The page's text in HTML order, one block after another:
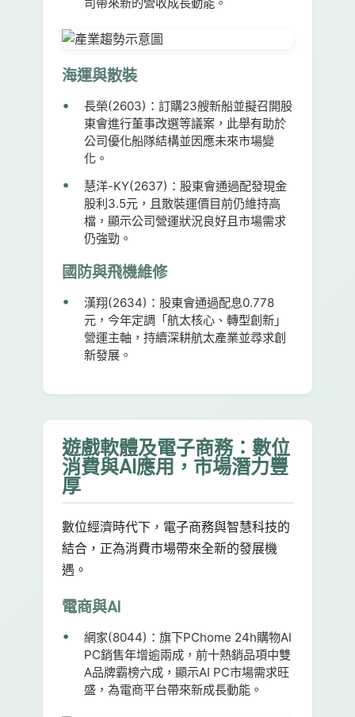
司帶來新的營收成長動能。
海運與散裝
長榮(2603)： 訂購23艘新船並擬召開股
東會進行董事改選等議案，此舉有助於
公司優化船隊結構並因應未來市場變
化。
慧洋-KY(2637)： 股東會通過配發現金
股利3.5元，且散裝運價目前仍維持高
檔，顯示公司營運狀況良好且市場需求
仍強勁。
國防與飛機維修
漢翔(2634)： 股東會通過配息0.778
元，今年定調「航太核心、轉型創新」
營運主軸，持續深耕航太產業並尋求創
新發展。
遊戲軟體及電子商務：數位
消費與AI應用，市場潛力豐
厚
數位經濟時代下，電子商務與智慧科技的
結合，正為消費市場帶來全新的發展機
遇。
電商與AI
網家(8044)： 旗下PChome 24h購物AI
PC銷售年增逾兩成，前十熱銷品項中雙
A品牌霸榜六成，顯示AI PC市場需求旺
盛，為電商平台帶來新成長動能。